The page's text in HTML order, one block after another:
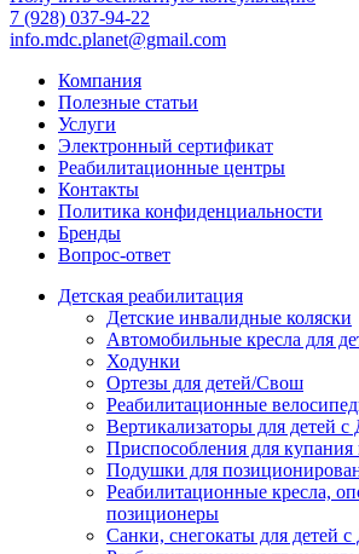
7 (928) 037-94-22
info.mdc.planet@gmail.com
Компания
Полезные статьи
Услуги
Электронный сертификат
Реабилитационные центры
Контакты
Политика конфиденциальности
Бренды
Вопрос-ответ
Детская реабилитация
Детские инвалидные коляски
Автомобильные кресла для
Ходунки
Ортезы для детей/Свош
Реабилитационные
Вертикализаторы для детей
Приспособления для купания
Подушки для
Реабилитационные кресла,
позиционеры
Санки, снегокаты для детей